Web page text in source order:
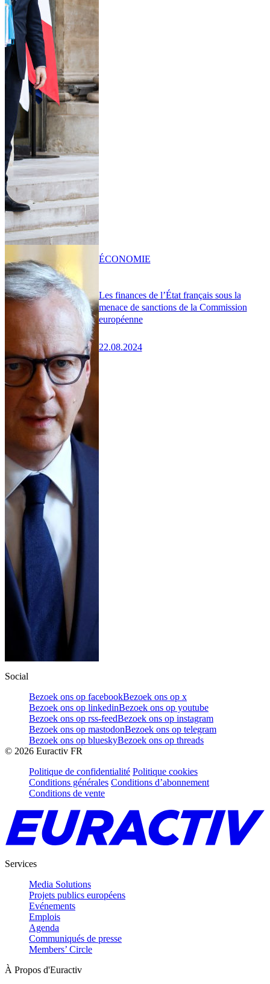
Les finances de l’État français sous la
menace de sanctions de la Commission
européenne
22.08.2024
ÉCONOMIE
Social
Bezoek ons op facebookBezoek ons op x
Bezoek ons op linkedinBezoek ons op youtube
Bezoek ons op rss-feedBezoek ons op instagram
Bezoek ons op mastodonBezoek ons op telegram
Bezoek ons op blueskyBezoek ons op threads
© 2026 Euractiv FR
Politique de confidentialité Politique cookies
Conditions générales Conditions d’abonnement
Conditions de vente
Services
Media Solutions
Projets publics européens
Evénements
Emplois
Agenda
Communiqués de presse
Members’ Circle
À Propos d'Euractiv